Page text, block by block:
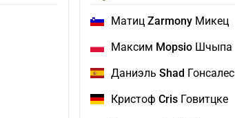
Матиц ZarmonyМикец
Максим MopsioШчыпа
Даниэль Shad Гонсалес
Кристоф CrisГовитцке